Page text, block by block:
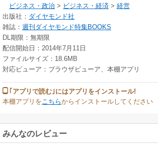
ビジネス・政治 > ビジネス・経済 > 経営
出版社： ダイヤモンド社
雑誌： 週刊ダイヤモンド特集BOOKS
DL期限：無期限
配信開始日：2014年7月11日
ファイルサイズ：18.6MB
対応ビューア：ブラウザビューア、本棚アプリ
｢アプリで読む｣にはアプリをインストール!
本棚アプリを こちらからインストールしてください
みんなのレビュー